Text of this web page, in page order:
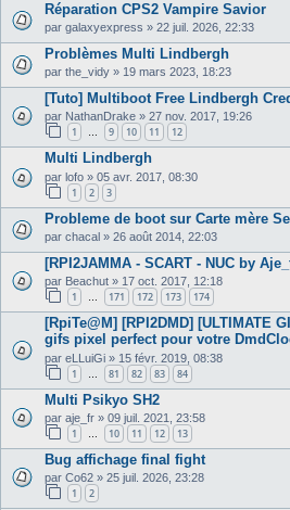
Réparation CPS2 Vampire Savior
par galaxyexpress » 22 juil. 2026, 22:33
Problèmes Multi Lindbergh
par the_vidy » 19 mars 2023, 18:23
[Tuto] Multiboot Free Lindbergh
par NathanDrake » 27 nov. 2017, 19:26
1 … 9 10 11 12
Multi Lindbergh
par lofo » 05 avr. 2017, 08:30
1 2 3
Probleme de boot sur Carte mère
par chacal » 26 août 2014, 22:03
[RPI2JAMMA - SCART - NUC by
par Beachut » 17 oct. 2017, 12:18
1 … 171 172 173 174
[RpiTe@M] [RPI2DMD] [ULTIMATE
gifs pixel perfect pour votre
par eLLuiGi » 15 févr. 2019, 08:38
1 81 82 83 84
Multi Psikyo SH2
par aje_fr » 09 juil. 2021, 23:58
1 10 11 12 13
Bug affichage final fight
par Co62 » 25 juil. 2026, 23:28
1 2